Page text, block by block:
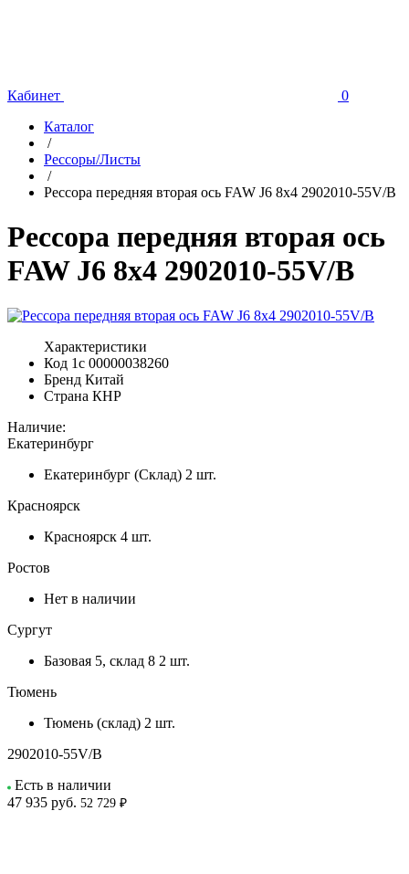
Кабинет
0
Каталог
/
Рессоры/Листы
/
Рессора передняя вторая ось FAW J6 8x4 2902010-55V/B
Рессора передняя вторая ось
FAW J6 8x4 2902010-55V/B
Характеристики
Код 1с 00000038260
Бренд Китай
Страна КНР
Наличие:
Екатеринбург
Екатеринбург (Склад) 2 шт.
Красноярск
Красноярск 4 шт.
Ростов
Нет в наличии
Сургут
Базовая 5, склад 8 2 шт.
Тюмень
Тюмень (склад) 2 шт.
2902010-55V/B
Есть в наличии
47 935 руб. 52 729 ₽